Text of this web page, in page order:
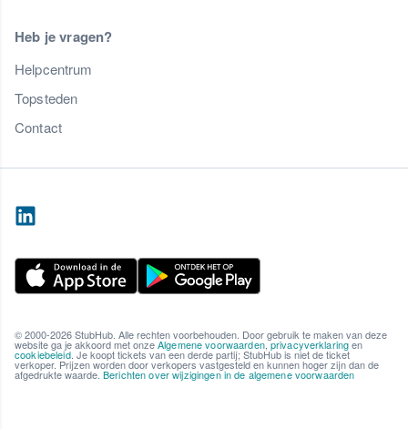
Heb je vragen?
Helpcentrum
Topsteden
Contact
© 2000-2026 StubHub. Alle rechten voorbehouden. Door gebruik te maken van deze
website ga je akkoord met onzeAlgemene voorwaarden,privacyverklaringen
cookiebeleid. Je koopt tickets van een derde partij; StubHub is niet de ticket
verkoper. Prijzen worden door verkopers vastgesteld en kunnen hoger zijn dan de
afgedrukte waarde. Berichten over wijzigingen in de algemene voorwaarden